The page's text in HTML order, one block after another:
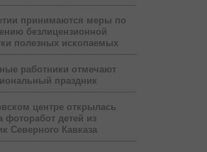
принимаются меры по
безлицензионной
полезных ископаемых
работники отмечают
праздник
центре открылась
фоторабот детей из
Северного Кавказа